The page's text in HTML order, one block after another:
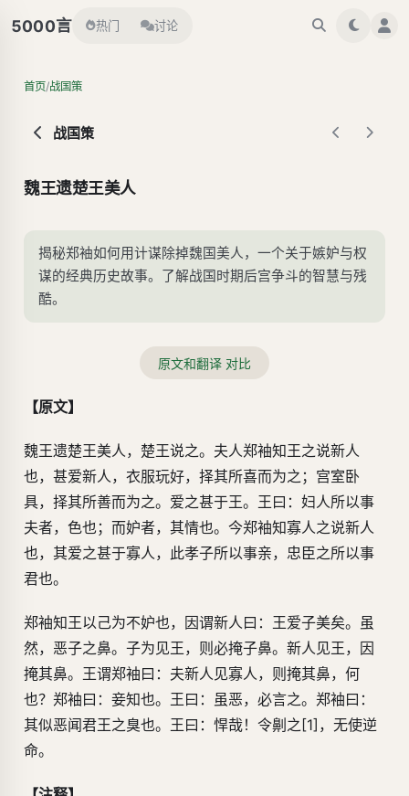
5000言 热门 讨论
首页/战国策
战国策
魏王遗楚王美人
揭秘郑袖如何用计谋除掉魏国美人，一个关于嫉妒与权
谋的经典历史故事。了解战国时期后宫争斗的智慧与残
酷。
原文和翻译 对比
【原文】
魏王遗楚王美人，楚王说之。夫人郑袖知王之说新人
也，甚爱新人，衣服玩好，择其所喜而为之；宫室卧
具，择其所善而为之。爱之甚于王。王曰：妇人所以事
夫者，色也；而妒者，其情也。今郑袖知寡人之说新人
也，其爱之甚于寡人，此孝子所以事亲，忠臣之所以事
君也。
郑袖知王以己为不妒也，因谓新人曰：王爱子美矣。虽
然，恶子之鼻。子为见王，则必掩子鼻。新人见王，因
掩其鼻。王谓郑袖曰：夫新人见寡人，则掩其鼻，何
也？郑袖曰：妾知也。王曰：虽恶，必言之。郑袖曰：
其似恶闻君王之臭也。王曰：悍哉！令劓之[1]，无使逆
命。